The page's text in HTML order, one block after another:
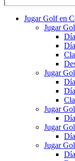
Jugar Golf en
Jugar
Jugar
Jugar
Jugar
Jugar